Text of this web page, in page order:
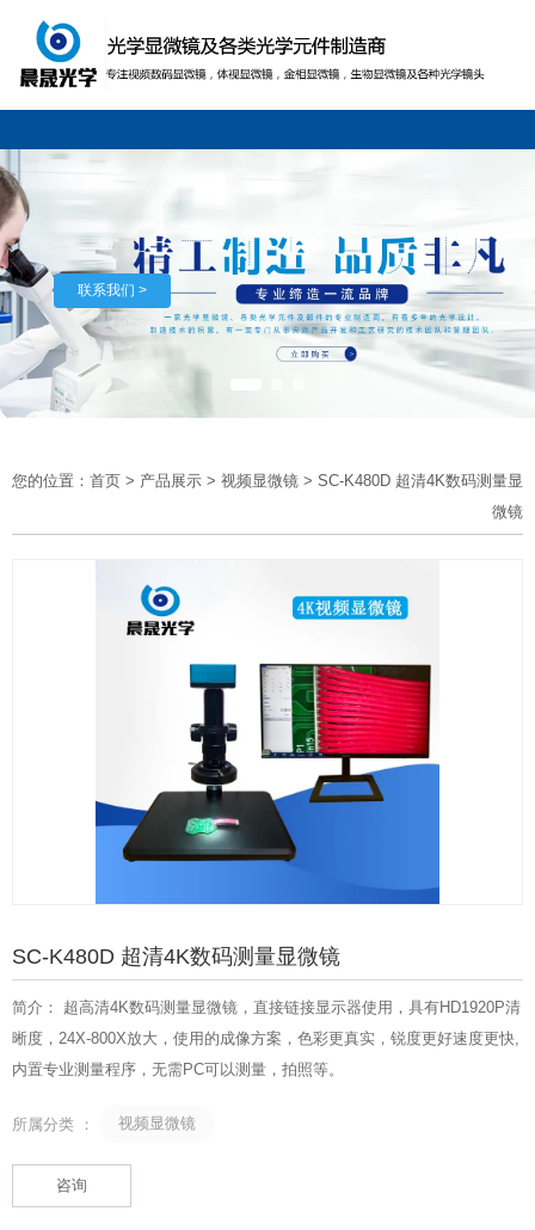
联系我们 >
您的位置：首页 > 产品展示 > 视频显微镜 > SC-K480D 超清4K数码测量显
微镜
SC-K480D 超清4K数码测量显微镜
简介： 超高清4K数码测量显微镜，直接链接显示器使用，具有HD1920P清
晰度，24X-800X放大，使用的成像方案，色彩更真实，锐度更好速度更快,
内置专业测量程序，无需PC可以测量，拍照等。
所属分类 ： 视频显微镜
咨询